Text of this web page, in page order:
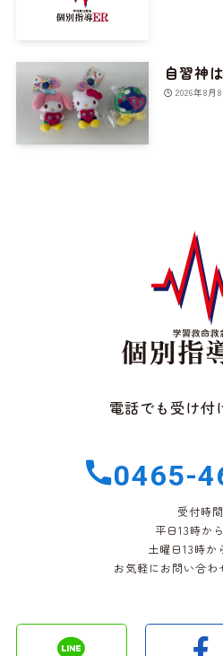
自習神
2026年8月8
電話でも受け付
0465-
受付時間
平日13時か
土曜日13時か
お気軽にお問い合わ